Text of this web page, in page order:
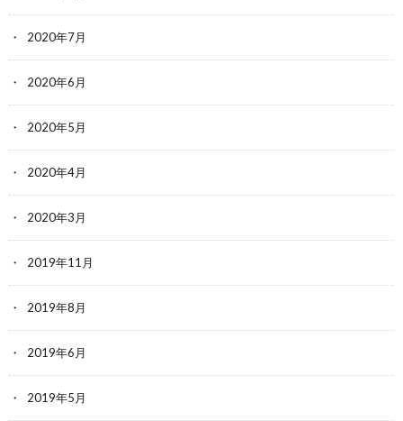
2020年7月
2020年6月
2020年5月
2020年4月
2020年3月
2019年11月
2019年8月
2019年6月
2019年5月